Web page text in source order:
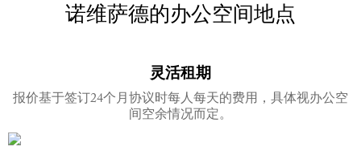
诺维萨德的办公空间地点
灵活租期
报价基于签订24个月协议时每人每天的费用，具体视办公空
间空余情况而定。